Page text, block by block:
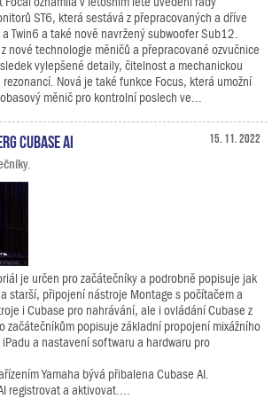
ST6, která sestává z přepracovaných a dříve
Twin6 a také nově navržený subwoofer Sub12.
nové technologie měničů a přepracované ozvučnice
vylepšené detaily, čitelnost a mechanickou
Nová je také funkce Focus, která umožní
měnič pro kontrolní poslech ve...
15. 11. 2022
Cubase AI
je určen pro začátečníky a podrobně popisuje jak
starší, připojení nástroje Montage s počítačem a
i Cubase pro nahrávání, ale i ovládání Cubase z
začátečníkům popisuje základní propojení mixážního
iPadu a nastavení softwaru a hardwaru pro
Yamaha bývá přibalena Cubase AI.
registrovat a aktivovat....